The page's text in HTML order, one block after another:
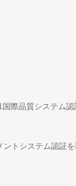
際品質システム
トシステム認証